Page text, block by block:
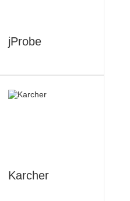
jProbe
Karcher